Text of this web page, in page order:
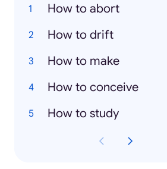
How to abort
How to drift
How to make
How to conceive
How to study